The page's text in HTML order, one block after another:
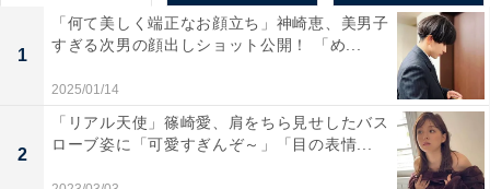
1
「何て美しく端正なお顔立ち」神崎恵、美男子
すぎる次男の顔出しショット公開！ 「め...
2025/01/14
2
「リアル天使」篠崎愛、肩をちら見せしたバス
ローブ姿に「可愛すぎんぞ～」「目の表情...